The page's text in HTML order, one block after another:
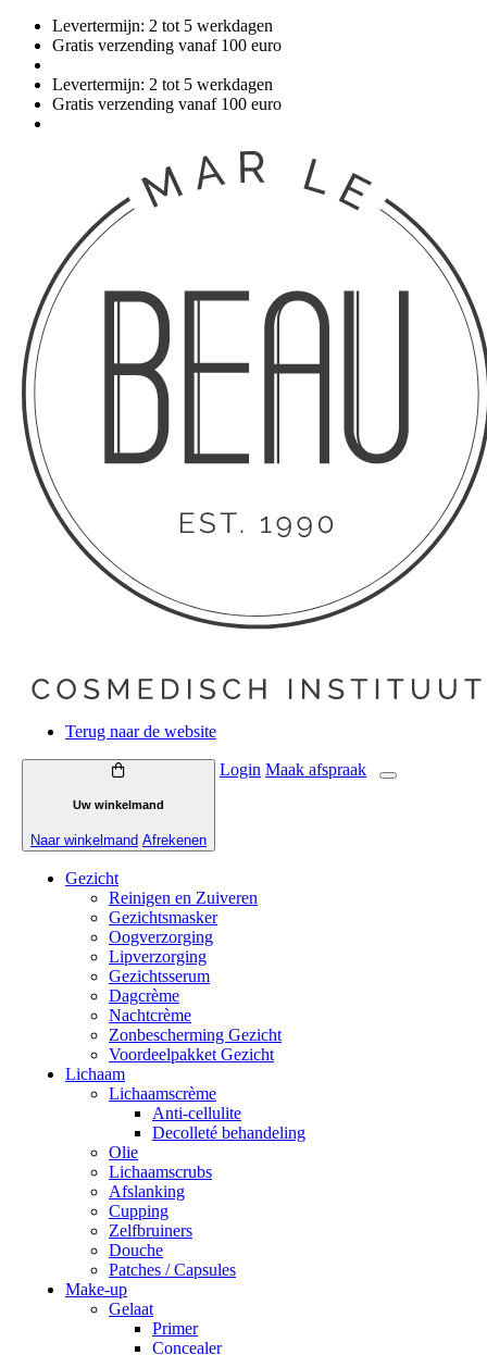
Levertermijn: 2 tot 5 werkdagen
Gratis verzending vanaf 100 euro
Levertermijn: 2 tot 5 werkdagen
Gratis verzending vanaf 100 euro
Terug naar de website
Uw winkelmand
Naar winkelmand Afrekenen
Login Maak afspraak
Gezicht
Reinigen en Zuiveren
Gezichtsmasker
Oogverzorging
Lipverzorging
Gezichtsserum
Dagcrème
Nachtcrème
Zonbescherming Gezicht
Voordeelpakket Gezicht
Lichaam
Lichaamscrème
Anti-cellulite
Decolleté behandeling
Olie
Lichaamscrubs
Afslanking
Cupping
Zelfbruiners
Douche
Patches / Capsules
Make-up
Gelaat
Primer
Concealer